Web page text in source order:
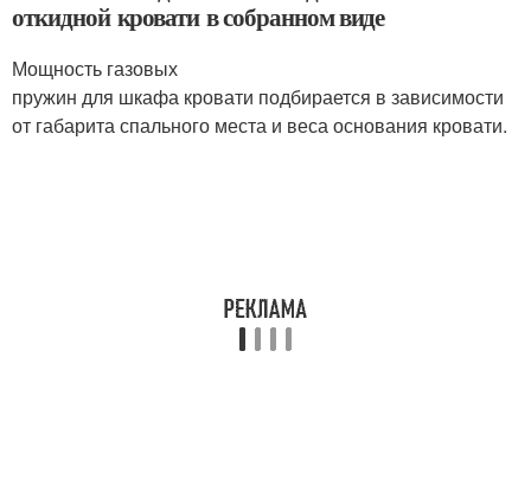
откидной кровати в собранном виде
Мощность газовых
пружин для шкафа кровати подбирается в зависимости
от габарита спального места и веса основания кровати.